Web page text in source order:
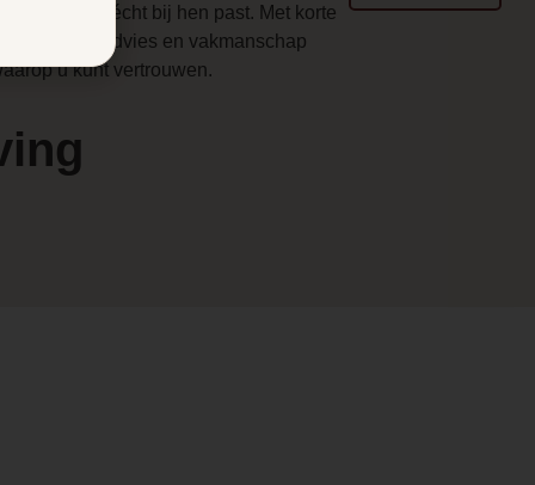
haard die écht bij hen past. Met korte
eerlijk advies en vakmanschap
u kunt vertrouwen.